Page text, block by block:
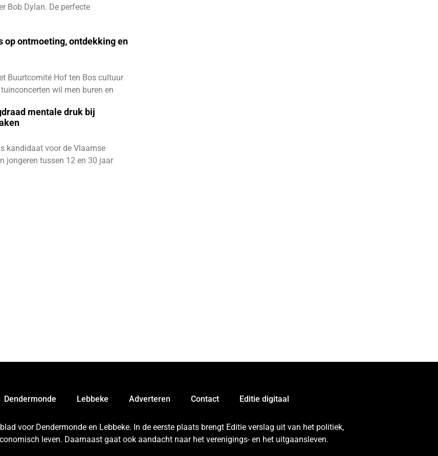
Bob Dylan. De perfecte
op ontmoeting, ontdekking en
Buurtcomité Hof ten Bos cultuur
wil men buren en
mentale druk bij
kandidaat voor de Vlaamse
jongeren tussen 12 en 30 jaar
Dendermonde Lebbeke Adverteren Contact Editie digitaal
voor Dendermonde en Lebbeke. In de eerste plaats brengt Editie verslag uit van het politiek,
leven. Daarnaast gaat ook aandacht naar het verenigings- en het uitgaansleven.